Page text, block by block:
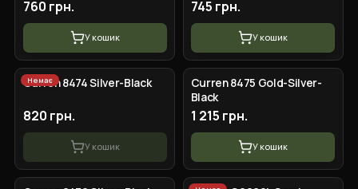
760 грн.
У кошик
745 грн.
У кошик
Немає
Curren 8474 Silver-Black
820 грн.
У кошик
Сurren 8475 Gold-Silver-
Black
1 215 грн.
У кошик